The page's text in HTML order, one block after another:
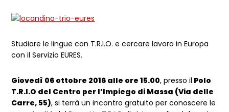
Studiare le lingue con T.R.I.O. e cercare lavoro in Europa
con il Servizio EURES.
Giovedì 06 ottobre 2016 alle ore 15.00, presso il Polo
T.R.I.O del Centro per l’Impiego di Massa (Via delle
Carre, 55), si terrà un incontro gratuito per conoscere le